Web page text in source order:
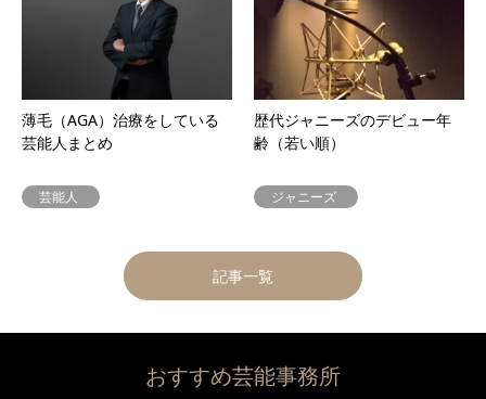
薄毛（AGA）治療をしている
芸能人まとめ
芸能人
歴代ジャニーズのデビュー年
齢（若い順）
ジャニーズ
記事一覧
おすすめ芸能事務所